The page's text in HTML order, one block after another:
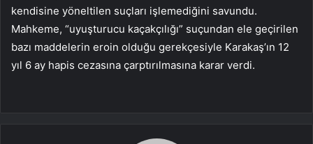
kendisine yöneltilen suçları işlemediğini savundu.
Mahkeme, “uyuşturucu kaçakçılığı” suçundan ele geçirilen
bazı maddelerin eroin olduğu gerekçesiyle Karakaş’ın 12
yıl 6 ay hapis cezasına çarptırılmasına karar verdi.